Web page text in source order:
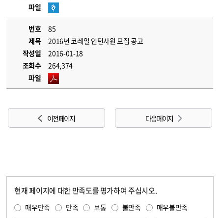
파일
번호
85
제목
2016년 코레일 인턴사원 모집 공고
작성일
2016-01-18
조회수
264,374
파일
이전 페이지 다음 페이지
현재 페이지에 대한 만족도를 평가하여 주십시오.
매우만족 만족 보통 불만족 매우불만족